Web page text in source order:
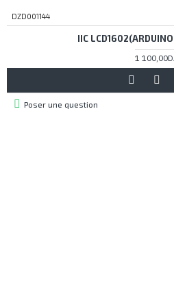
DZD001144
IIC
1
Poser une question